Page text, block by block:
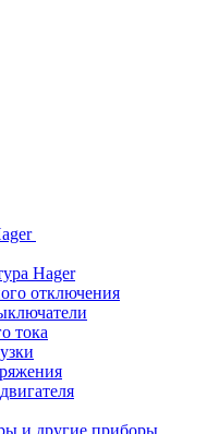
Hager
отключения
тока
и другие приборы